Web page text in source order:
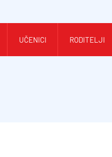
UČENICI RODITELJI